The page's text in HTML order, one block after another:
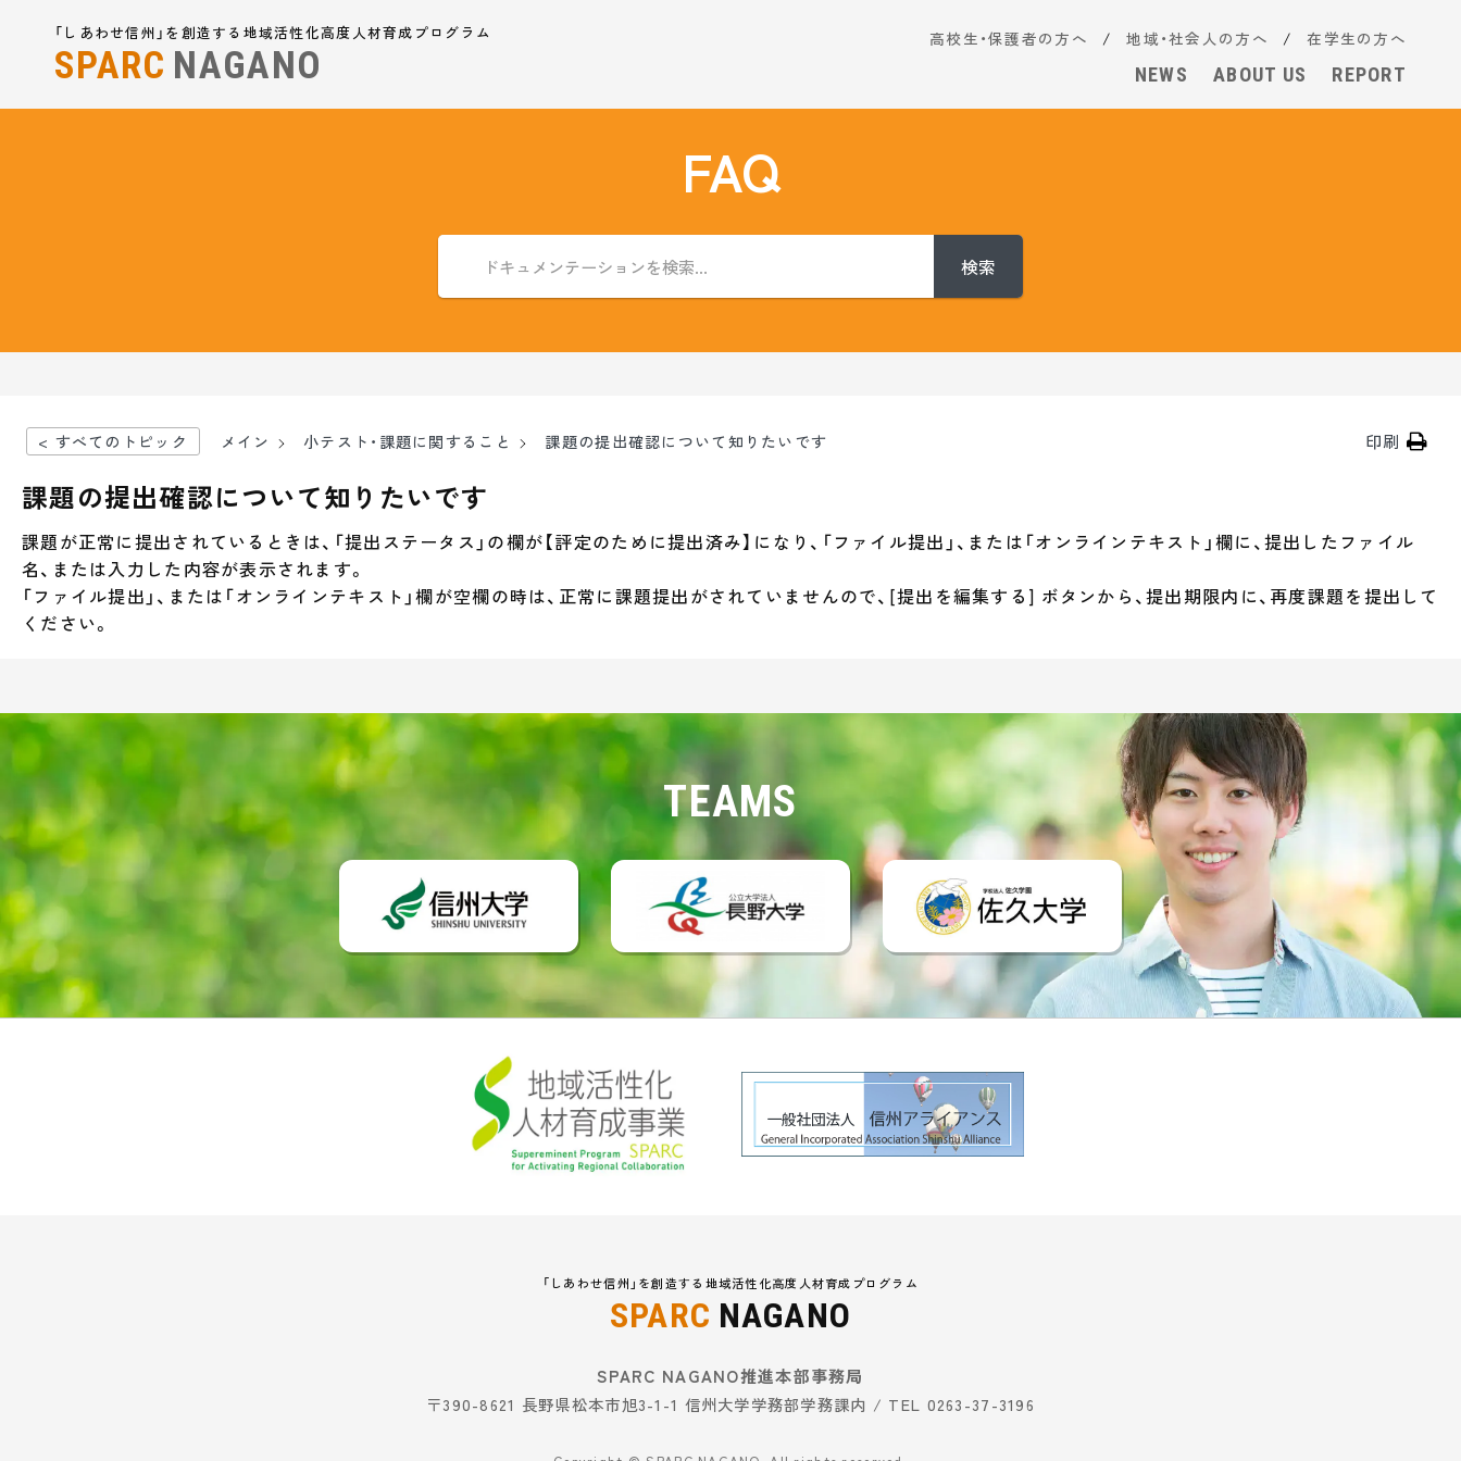
「しあわせ信州」を創造する地域活性化高度人材育成プログラム
SPARC NAGANO
高校生・保護者の方へ 地域・社会人の方へ 在学生の方へ
NEWS ABOUT US REPORT
FAQ
検索
< すべてのトピック メイン 小テスト・課題に関すること 課題の提出確認について知りたいです 印刷
課題の提出確認について知りたいです
課題が正常に提出されているときは、「提出ステータス」の欄が【評定のために提出済み】になり、「ファイル提出」、または「オンラインテキスト」欄に、提出したファイル
名、または入力した内容が表示されます。
「ファイル提出」、または「オンラインテキスト」欄が空欄の時は、正常に課題提出がされていませんので、[提出を編集する] ボタンから、提出期限内に、再度課題を提出して
ください。
TEAMS
「しあわせ信州」を創造する地域活性化高度人材育成プログラム
SPARC NAGANO
SPARC NAGANO推進本部事務局
〒390-8621 長野県松本市旭3-1-1 信州大学学務部学務課内 / TEL 0263-37-3196